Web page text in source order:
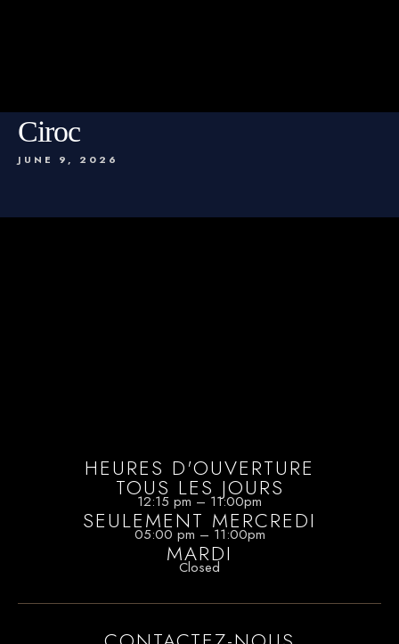
Ciroc
JUNE 9, 2026
HEURES D'OUVERTURE
TOUS LES JOURS
12:15 pm – 11:00pm
SEULEMENT MERCREDI
05:00 pm – 11:00pm
MARDI
Closed